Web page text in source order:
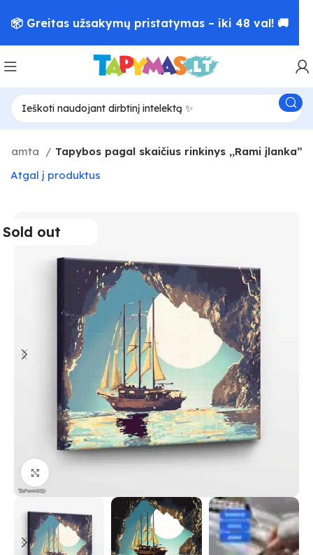
Gamta
Tapybos pagal skaičius rinkinys ,,Rami įlanka”
Atgal į produktus
Sold out
📦 Greitas užsakymų pristatymas – iki 48 val! 🚚